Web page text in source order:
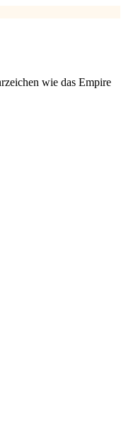
wie das Empire